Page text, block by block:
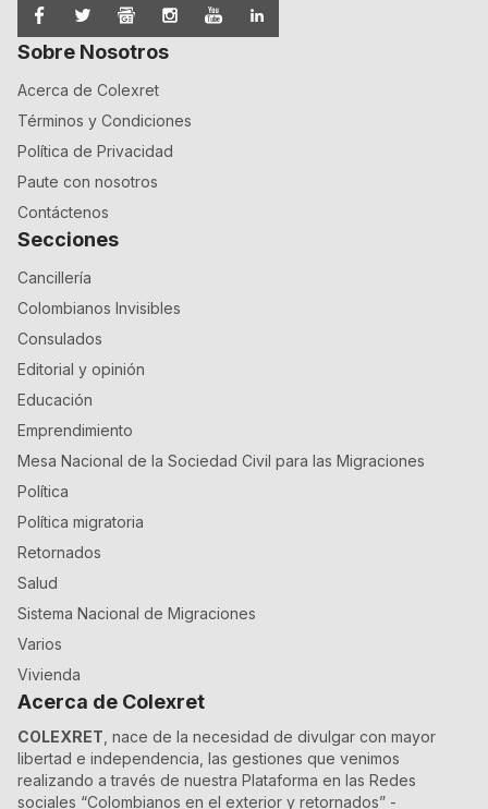
Sobre Nosotros
Acerca de Colexret
Términos y Condiciones
Política de Privacidad
Paute con nosotros
Contáctenos
Secciones
Cancillería
Colombianos Invisibles
Consulados
Editorial y opinión
Educación
Emprendimiento
Mesa Nacional de la Sociedad Civil para las Migraciones
Política
Política migratoria
Retornados
Salud
Sistema Nacional de Migraciones
Varios
Vivienda
Acerca de Colexret
COLEXRET , nace de la necesidad de divulgar con mayor
libertad e independencia, las gestiones que venimos
realizando a través de nuestra Plataforma en las Redes
sociales “Colombianos en el exterior y retornados” -